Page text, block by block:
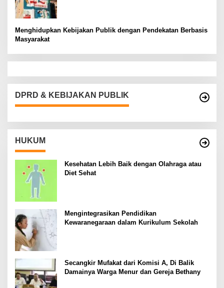
Menghidupkan Kebijakan Publik dengan Pendekatan Berbasis
Masyarakat
DPRD & KEBIJAKAN PUBLIK
HUKUM
Kesehatan Lebih Baik dengan Olahraga atau
Diet Sehat
Mengintegrasikan Pendidikan
Kewaranegaraan dalam Kurikulum Sekolah
Secangkir Mufakat dari Komisi A, Di Balik
Damainya Warga Menur dan Gereja Bethany